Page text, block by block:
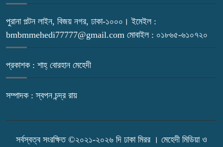
পুরানা পল্টন লাইন, বিজয় নগর, ঢাকা-১০০০। ইমেইল :
bmbmmehedi77777@gmail.com মোবাইল : ০১৮৬৫-৬১০৭২০
প্রকাশক : শাহ্ বোরহান মেহেদী
সম্পাদক : স্বপন চন্দ্র রায়
সর্বস্বত্ব সংরক্ষিত ©২০২১-২০২৬ দি ঢাকা মিরর । মেহেদী মিডিয়া ও